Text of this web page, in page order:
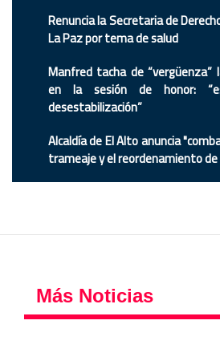
Renuncia la Secretaria de
La Paz por tema de salud
Manfred tacha de
en la sesión de honor:
desestabilización”
Alcaldía de El Alto anuncia
trameaje y el reordenamiento de
Más Noticias